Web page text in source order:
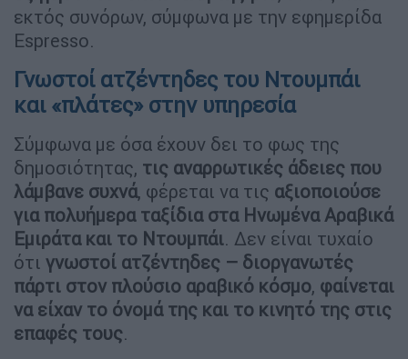
εκτός συνόρων, σύμφωνα με την εφημερίδα
Espresso.
Γνωστοί ατζέντηδες του Ντουμπάι
και «πλάτες» στην υπηρεσία
Σύμφωνα με όσα έχουν δει το φως της
δημοσιότητας, τις αναρρωτικές άδειες που
λάμβανε συχνά, φέρεται να τις αξιοποιούσε
για πολυήμερα ταξίδια στα Ηνωμένα Αραβικά
Εμιράτα και το Ντουμπάι. Δεν είναι τυχαίο
ότι γνωστοί ατζέντηδες – διοργανωτές
πάρτι στον πλούσιο αραβικό κόσμο, φαίνεται
να είχαν το όνομά της και το κινητό της στις
επαφές τους.